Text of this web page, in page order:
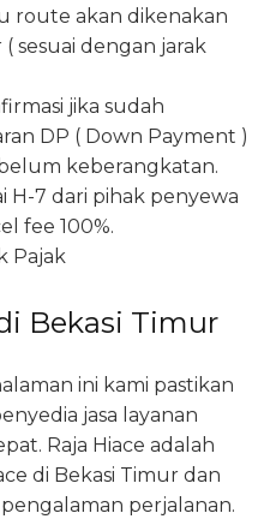
route akan dikenakan
sesuai dengan jarak
jika sudah
DP ( Down Payment )
keberangkatan.
H-7 dari pihak penyewa
fee 100%.
Pajak
Bekasi Timur
ini kami pastikan
jasa layanan
Raja Hiace adalah
di Bekasi Timur dan
perjalanan.